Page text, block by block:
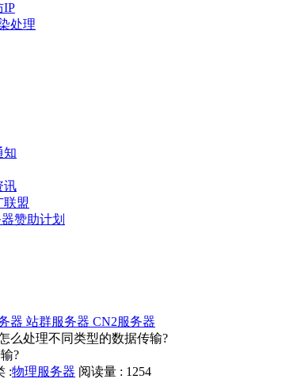
IP
处理
知
讯
联盟
赞助计划
器 站群服务器 CN2服务器
么处理不同类型的数据传输?
?
:物理服务器 阅读量 : 1254